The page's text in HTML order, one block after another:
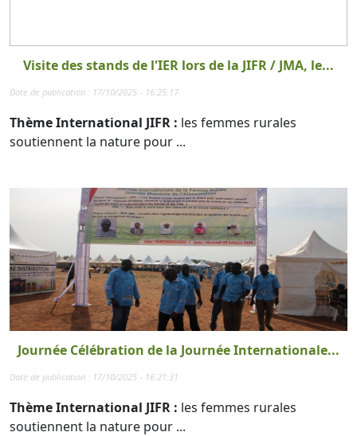
Visite des stands de l'IER lors de la JIFR / JMA, le...
Date de publication : 17/10/2025 - 16:25:17
Thème International JIFR : les femmes rurales
soutiennent la nature pour ...
Journée Célébration de la Journée Internationale...
Date de publication : 17/10/2025 - 16:21:31
Thème International JIFR : les femmes rurales
soutiennent la nature pour ...